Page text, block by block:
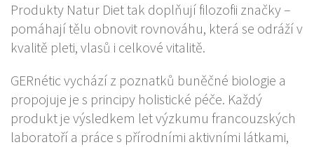
Produkty Natur Diet tak doplňují filozofii značky –
pomáhají tělu obnovit rovnováhu, která se odráží v
kvalitě pleti, vlasů i celkové vitalitě.
GERnétic vychází z poznatků buněčné biologie a
propojuje je s principy holistické péče. Každý
produkt je výsledkem let výzkumu francouzských
laboratoří a práce s přírodními aktivními látkami,